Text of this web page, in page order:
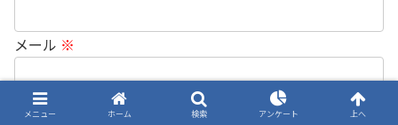
メール ※
メニュー ホーム 検索 アンケート 上へ